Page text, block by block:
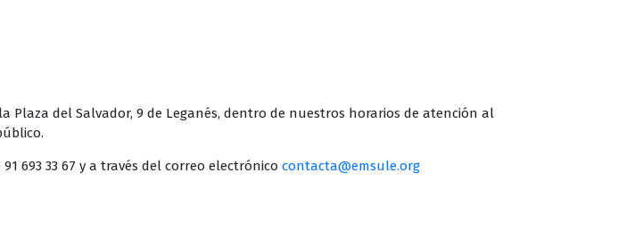
del Salvador, 9 de Leganés, dentro de nuestros horarios de atención al
693 33 67 y a través del correo electrónico contacta@emsule.org